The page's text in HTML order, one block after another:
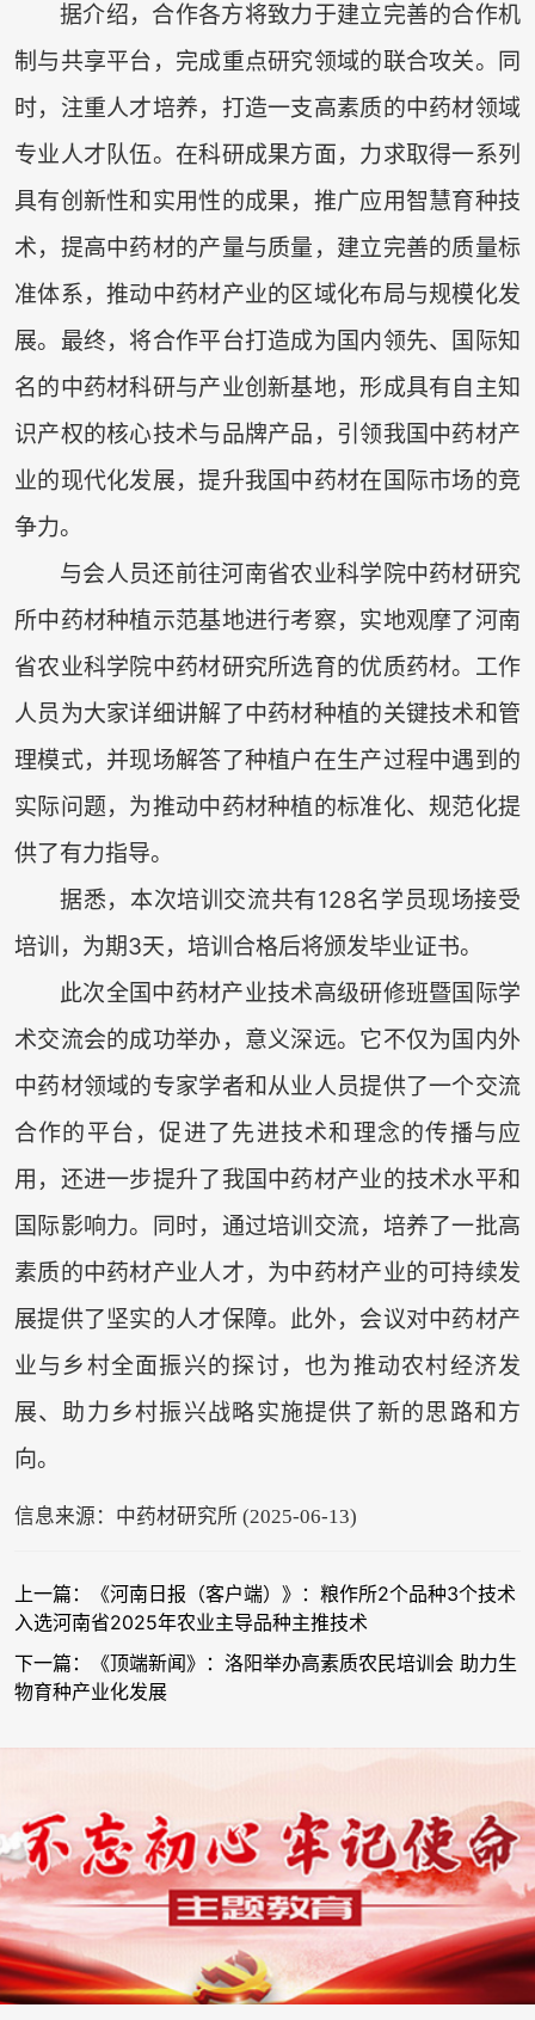
据介绍，合作各方将致力于建立完善的合作机
制与共享平台，完成重点研究领域的联合攻关。同
时，注重人才培养，打造一支高素质的中药材领域
专业人才队伍。在科研成果方面，力求取得一系列
具有创新性和实用性的成果，推广应用智慧育种技
术，提高中药材的产量与质量，建立完善的质量标
准体系，推动中药材产业的区域化布局与规模化发
展。最终，将合作平台打造成为国内领先、国际知
名的中药材科研与产业创新基地，形成具有自主知
识产权的核心技术与品牌产品，引领我国中药材产
业的现代化发展，提升我国中药材在国际市场的竞
争力。
与会人员还前往河南省农业科学院中药材研究
所中药材种植示范基地进行考察，实地观摩了河南
省农业科学院中药材研究所选育的优质药材。工作
人员为大家详细讲解了中药材种植的关键技术和管
理模式，并现场解答了种植户在生产过程中遇到的
实际问题，为推动中药材种植的标准化、规范化提
供了有力指导。
据悉，本次培训交流共有128名学员现场接受
培训，为期3天，培训合格后将颁发毕业证书。
此次全国中药材产业技术高级研修班暨国际学
术交流会的成功举办，意义深远。它不仅为国内外
中药材领域的专家学者和从业人员提供了一个交流
合作的平台，促进了先进技术和理念的传播与应
用，还进一步提升了我国中药材产业的技术水平和
国际影响力。同时，通过培训交流，培养了一批高
素质的中药材产业人才，为中药材产业的可持续发
展提供了坚实的人才保障。此外，会议对中药材产
业与乡村全面振兴的探讨，也为推动农村经济发
展、助力乡村振兴战略实施提供了新的思路和方
向。
信息来源：中药材研究所 (2025-06-13)
上一篇：《河南日报（客户端）》：粮作所2个品种3个技术
入选河南省2025年农业主导品种主推技术
下一篇：《顶端新闻》：洛阳举办高素质农民培训会 助力生
物育种产业化发展